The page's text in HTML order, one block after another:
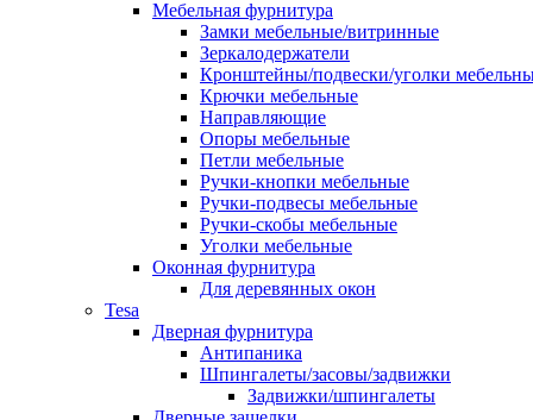
Мебельная фурнитура
Замки мебельные/витринные
Зеркалодержатели
Кронштейны/подвески/уголки
Крючки мебельные
Направляющие
Опоры мебельные
Петли мебельные
Ручки-кнопки мебельные
Ручки-подвесы мебельные
Ручки-скобы мебельные
Уголки мебельные
Оконная фурнитура
Для деревянных окон
Tesa
Дверная фурнитура
Антипаника
Шпингалеты/засовы/задвижки
Задвижки/шпингалеты